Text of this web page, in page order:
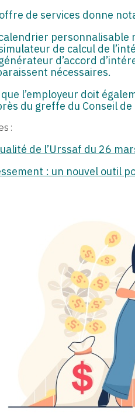
de services donne
personnalisable
de calcul de
d’accord
nécessaires.
l’employeur doit
du greffe du Conseil
:
de l’Urssaf du 26
: un nouvel outil